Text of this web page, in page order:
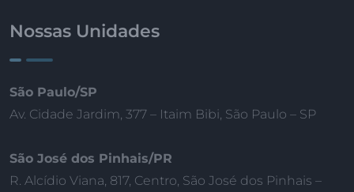
Nossas Unidades
São Paulo/SP
Av. Cidade Jardim, 377 – Itaim Bibi, São Paulo – SP
São José dos Pinhais/PR
R. Alcídio Viana, 817, Centro, São José dos Pinhais –